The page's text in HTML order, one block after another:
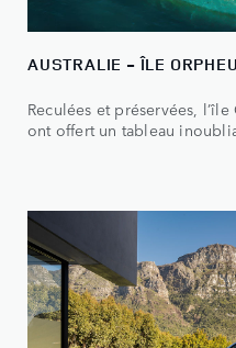
AUSTRALIE - ÎLE
Reculées et préservées,
ont offert un tableau